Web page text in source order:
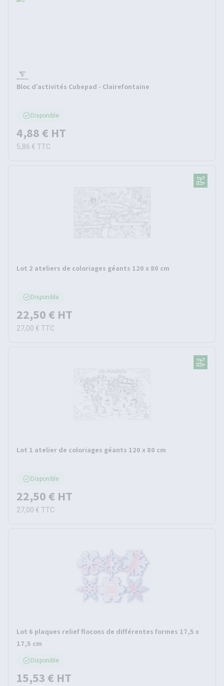
Bloc d’activités Cubepad - Clairefontaine
Disponible
4,88 € HT
5,86 € TTC
Lot 2 ateliers de coloriages géants 120 x 80 cm
Disponible
22,50 € HT
27,00 € TTC
Lot 1 atelier de coloriages géants 120 x 80 cm
Disponible
22,50 € HT
27,00 € TTC
Lot 6 plaques relief flocons de différentes formes 17,5 x
17,5 cm
Disponible
15,53 € HT